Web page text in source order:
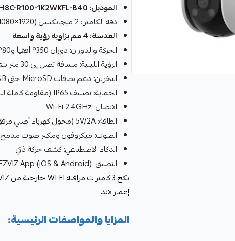
الموديل: CS-H8C-R100-1K2WKFL-B40
دقة الكاميرا: 2 ميجابكسل (1920×1080 بكسل - Full HD 1080p)
العدسة: 4 مم بزاوية رؤية واسعة
الحركة والدوران: دوران 350° أفقياً و80° عمودياً (Pan & Tilt)
الرؤية الليلية: مسافة تصل إلى 30 متر بتقنية IR-LED
التخزين: دعم بطاقات MicroSD حتى 512GB
الحماية: تصنيف IP65 (مقاومة كاملة للعوامل الجوية)
الاتصال: Wi-Fi 2.4GHz
الطاقة: 5V/2A (محول كهرباء أصلي مرفق)
الصوت: ميكروفون ومكبر صوت مدمج
الذكاء الاصطناعي: كشف حركة ذكي
التطبيق: EZVIZ App (iOS & Android)
إعمار لاند
المزايا والمواصفات الرئيسية: